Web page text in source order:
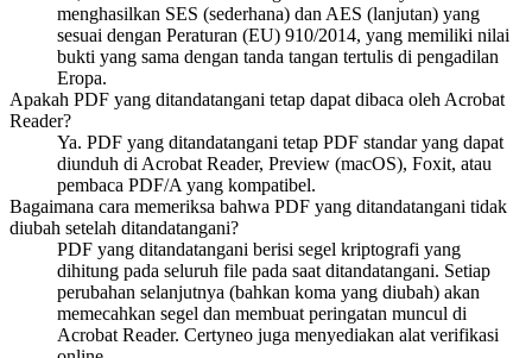
menghasilkan SES (sederhana) dan AES (lanjutan) yang
sesuai dengan Peraturan (EU) 910/2014, yang memiliki nilai
bukti yang sama dengan tanda tangan tertulis di pengadilan
Eropa.
Apakah PDF yang ditandatangani tetap dapat dibaca oleh Acrobat
Reader?
Ya. PDF yang ditandatangani tetap PDF standar yang dapat
diunduh di Acrobat Reader, Preview (macOS), Foxit, atau
pembaca PDF/A yang kompatibel.
Bagaimana cara memeriksa bahwa PDF yang ditandatangani tidak
diubah setelah ditandatangani?
PDF yang ditandatangani berisi segel kriptografi yang
dihitung pada seluruh file pada saat ditandatangani. Setiap
perubahan selanjutnya (bahkan koma yang diubah) akan
memecahkan segel dan membuat peringatan muncul di
Acrobat Reader. Certyneo juga menyediakan alat verifikasi